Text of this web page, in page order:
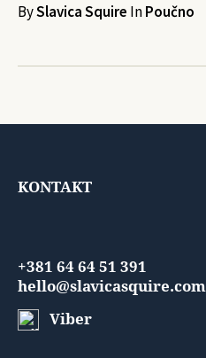
BySlavica Squire InPoučno
KONTAKT
+381 64 64 51 391
hello@slavicasquire.com
Viber